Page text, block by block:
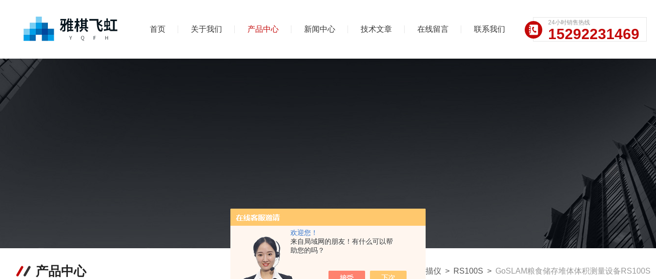
欢迎您！
来自局域网的朋友！有什么可以帮
助您的吗？
首页 关于我们 产品中心 新闻中心 技术文章 在线留言 联系我们
24小时销售热线
15292231469
产品中心 我的位置： 首页>产品中心>三维激光扫描仪 > RS100S > GoSLAM粮食储存堆体体积测量设备RS100S